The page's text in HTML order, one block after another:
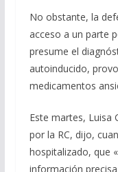
No obstante, la
acceso a un parte
presume el
autoinducido,
medicamentos
Este martes, Luisa
por la RC, dijo,
hospitalizado, que
información